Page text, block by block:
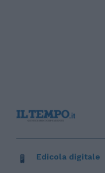
Edicola digitale